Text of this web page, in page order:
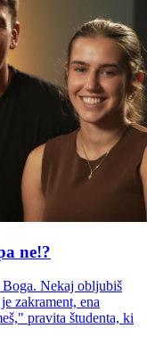
ne!?
Nekaj obljubiš
zakrament, ena
pravita študenta, ki